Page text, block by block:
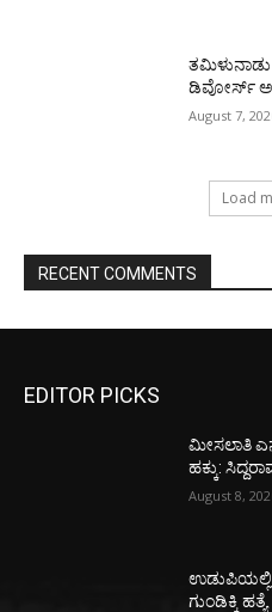
ಡಿವೋರ್ಸ್‌
August 7,
Load
RECENT COMMENTS
EDITOR PICKS
ಮೀಸಲಾತಿ
ಹಕ್ಕು:
August 8,
ಉಡುಪಿಯಲ್ಲಿ
ಗುಂಡಿಕ್ಕಿ ಹತ್ಯೆ